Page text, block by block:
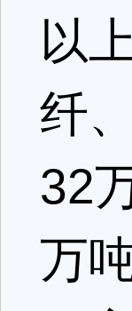
以
纤
32
万